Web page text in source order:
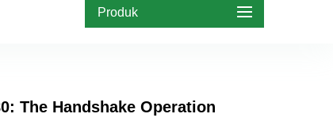
Produk
The Handshake Operation